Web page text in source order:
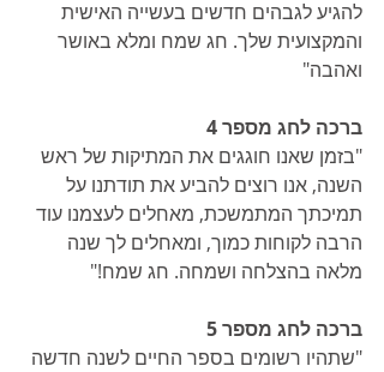
להגיע לגבהים חדשים בעשייה האישית
והמקצועית שלך. חג שמח ומלא באושר
ואהבה"
ברכה לחג מספר 4
"בזמן שאנו חוגגים את המתיקות של ראש
השנה, אנו רוצים להביע את תודתנו על
תמיכתך המתמשכת, מאחלים לעצמנו עוד
הרבה לקוחות כמוך, ומאחלים לך שנה
מלאה בהצלחה ושמחה. חג שמח!"
ברכה לחג מספר 5
"שתהיו רשומים בספר החיים לשנה חדשה